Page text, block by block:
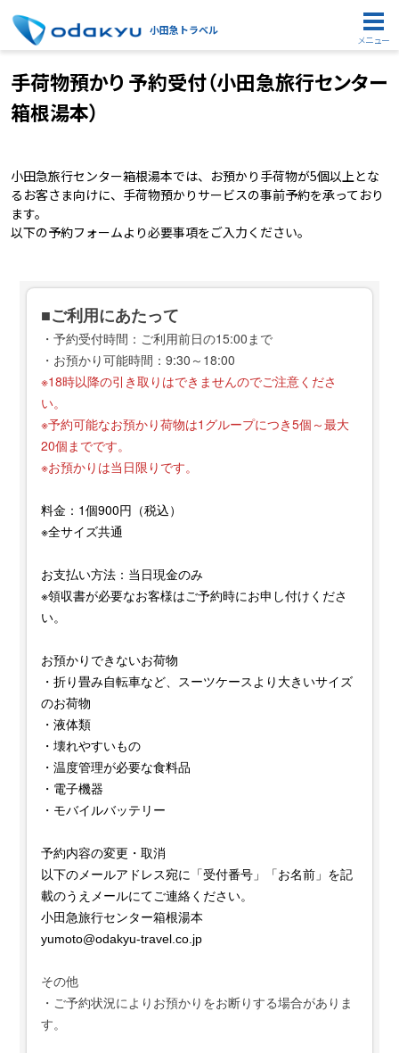
小田急トラベル
メニュー
手荷物預かり 予約受付（小田急旅行センター
箱根湯本）
小田急旅行センター箱根湯本では、お預かり手荷物が5個以上とな
るお客さま向けに、手荷物預かりサービスの事前予約を承っており
ます。
以下の予約フォームより必要事項をご入力ください。